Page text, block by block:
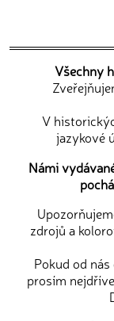
Všechny
V
jazykové
Námi
zdrojů a
Pokud od
prosím nejdříve